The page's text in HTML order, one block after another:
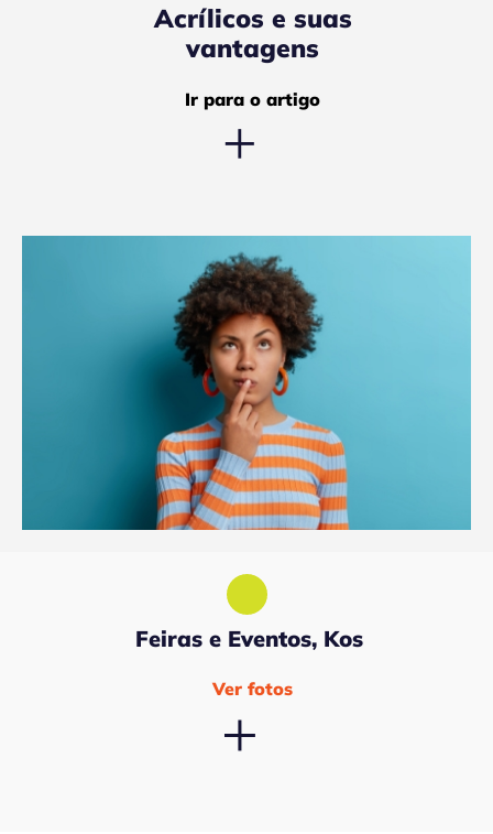
Acrílicos e suas
vantagens
Ir para o artigo
Feiras e Eventos, Kos
Ver fotos